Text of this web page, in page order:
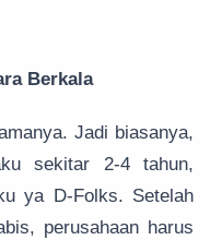
Berkala
Jadi biasanya,
sekitar 2-4 tahun,
ya D-Folks. Setelah
perusahaan harus